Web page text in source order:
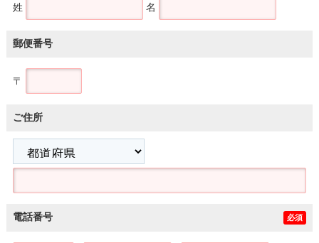
姓 名
郵便番号
〒
ご住所
電話番号 必須